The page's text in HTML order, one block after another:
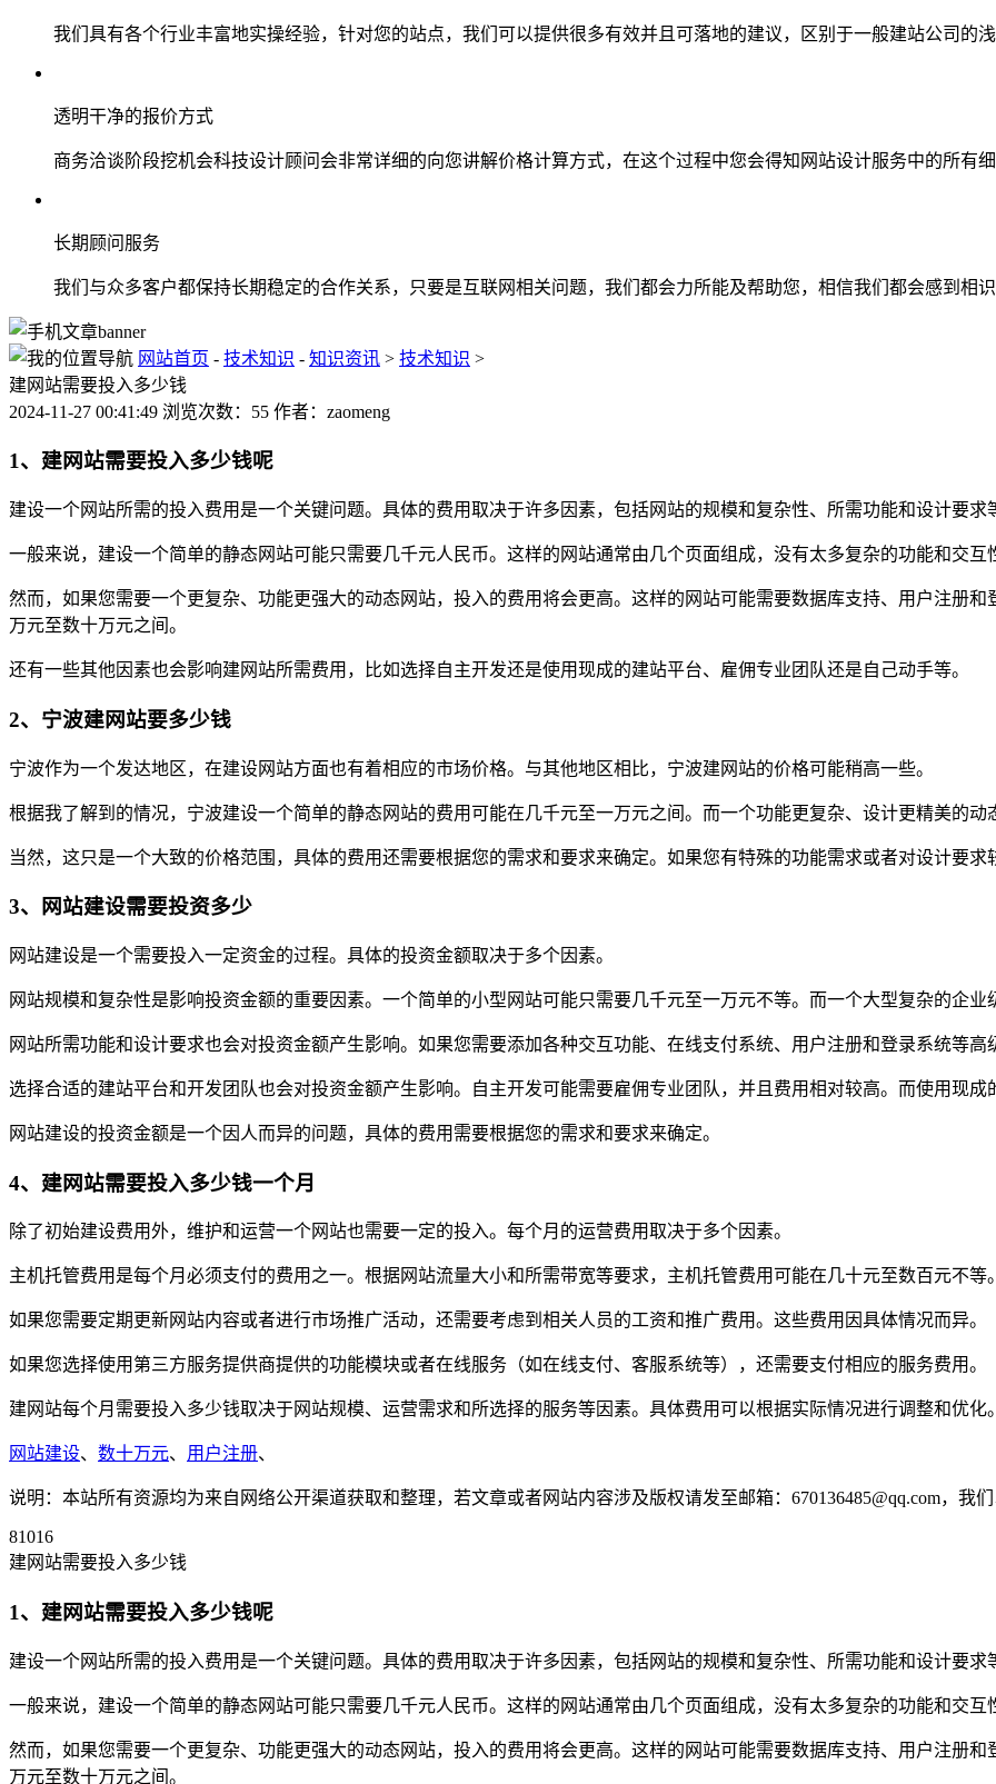
我们具有各个行业丰富地实操经验，针对您的站点，我们可以提供很多有效并且可落地的建议，区别于一般建站公司的
透明干净的报价方式
商务洽谈阶段挖机会科技设计顾问会非常详细的向您讲解价格计算方式，在这个过程中您会得知网站设计服务中的所有
长期顾问服务
我们与众多客户都保持长期稳定的合作关系，只要是互联网相关问题，我们都会力所能及帮助您，相信我们都会感到相
网站首页 - 技术知识 - 知识资讯 > 技术知识 >
建网站需要投入多少钱
2024-11-27 00:41:49 浏览次数：55 作者：zaomeng
1、建网站需要投入多少钱呢
建设一个网站所需的投入费用是一个关键问题。具体的费用取决于许多因素，包括网站的规模和复杂性、所需功能和设计要求
一般来说，建设一个简单的静态网站可能只需要几千元人民币。这样的网站通常由几个页面组成，没有太多复杂的功能和交互
然而，如果您需要一个更复杂、功能更强大的动态网站，投入的费用将会更高。这样的网站可能需要数据库支持、用户注册
万元至数十万元之间。
还有一些其他因素也会影响建网站所需费用，比如选择自主开发还是使用现成的建站平台、雇佣专业团队还是自己动手等。
2、宁波建网站要多少钱
宁波作为一个发达地区，在建设网站方面也有着相应的市场价格。与其他地区相比，宁波建网站的价格可能稍高一些。
根据我了解到的情况，宁波建设一个简单的静态网站的费用可能在几千元至一万元之间。而一个功能更复杂、设计更精美的
当然，这只是一个大致的价格范围，具体的费用还需要根据您的需求和要求来确定。如果您有特殊的功能需求或者对设计要求
3、网站建设需要投资多少
网站建设是一个需要投入一定资金的过程。具体的投资金额取决于多个因素。
网站规模和复杂性是影响投资金额的重要因素。一个简单的小型网站可能只需要几千元至一万元不等。而一个大型复杂的企
网站所需功能和设计要求也会对投资金额产生影响。如果您需要添加各种交互功能、在线支付系统、用户注册和登录系统等
选择合适的建站平台和开发团队也会对投资金额产生影响。自主开发可能需要雇佣专业团队，并且费用相对较高。而使用现
网站建设的投资金额是一个因人而异的问题，具体的费用需要根据您的需求和要求来确定。
4、建网站需要投入多少钱一个月
除了初始建设费用外，维护和运营一个网站也需要一定的投入。每个月的运营费用取决于多个因素。
主机托管费用是每个月必须支付的费用之一。根据网站流量大小和所需带宽等要求，主机托管费用可能在几十元至数百元不等
如果您需要定期更新网站内容或者进行市场推广活动，还需要考虑到相关人员的工资和推广费用。这些费用因具体情况而异。
如果您选择使用第三方服务提供商提供的功能模块或者在线服务（如在线支付、客服系统等），还需要支付相应的服务费用。
建网站每个月需要投入多少钱取决于网站规模、运营需求和所选择的服务等因素。具体费用可以根据实际情况进行调整和优化
网站建设、 数十万元、 用户注册、
说明：本站所有资源均为来自网络公开渠道获取和整理，若文章或者网站内容涉及版权请发至邮箱：670136485@qq.com，我
81016
建网站需要投入多少钱
1、建网站需要投入多少钱呢
建设一个网站所需的投入费用是一个关键问题。具体的费用取决于许多因素，包括网站的规模和复杂性、所需功能和设计要求
一般来说，建设一个简单的静态网站可能只需要几千元人民币。这样的网站通常由几个页面组成，没有太多复杂的功能和交互
然而，如果您需要一个更复杂、功能更强大的动态网站，投入的费用将会更高。这样的网站可能需要数据库支持、用户注册
万元至数十万元之间。